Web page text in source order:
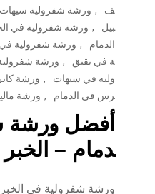
ف
, ورشة شفرولية سيهات
بيل
, ورشة شفرولية في
الدمام
, ورشة شفرولية
ة في بقيق
, ورشة
وليه في سيهات
, ورشة
رس في الدمام
, ورشة
أفضل ورشة
دمام – الخبر
ورشة شفرولية في